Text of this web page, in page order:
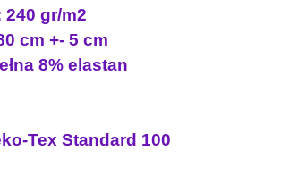
240 gr/m2
cm +- 5 cm
8% elastan
Tex Standard 100